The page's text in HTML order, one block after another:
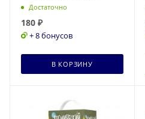
Достаточно
180 ₽
+ 8 бонусов
В КОРЗИНУ